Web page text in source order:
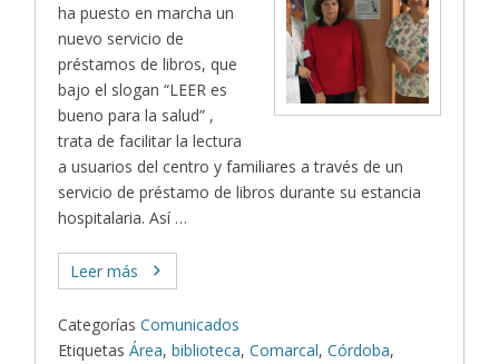
ha puesto en marcha un
nuevo servicio de
préstamos de libros, que
bajo el slogan “LEER es
bueno para la salud” ,
trata de facilitar la lectura
a usuarios del centro y familiares a través de un
servicio de préstamo de libros durante su estancia
hospitalaria. Así …
Leer más
Categorías Comunicados
Etiquetas Área,biblioteca,Comarcal,Córdoba,